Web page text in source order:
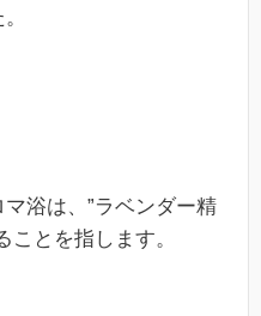
浴は、”ラベンダー精
ことを指します。